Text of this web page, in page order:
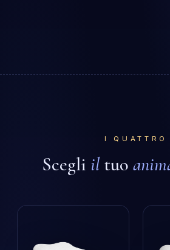
I QUATTRO
Scegli iltuo